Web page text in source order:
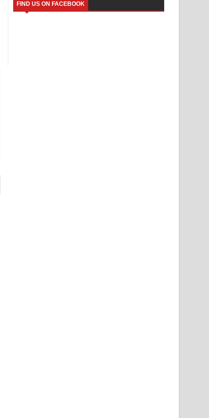
FIND US ON FACEBOOK